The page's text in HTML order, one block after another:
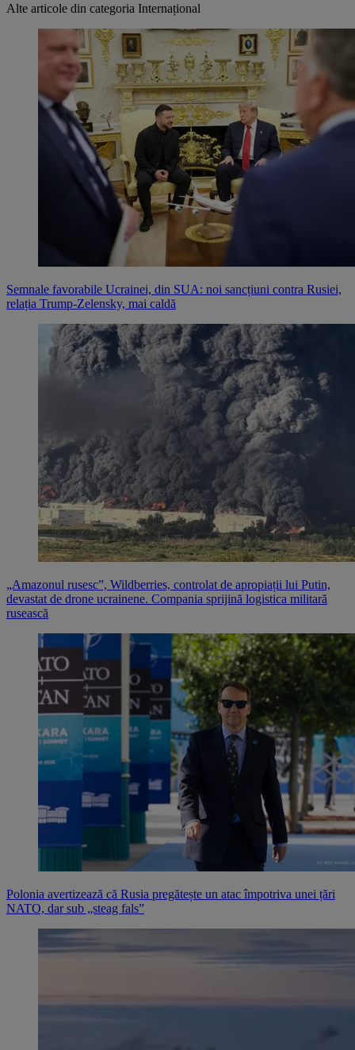
Alte articole din categoria Internațional
Semnale favorabile Ucrainei, din SUA: noi sancțiuni contra Rusiei,
relația Trump-Zelensky, mai caldă
„Amazonul rusesc”, Wildberries, controlat de apropiații lui Putin,
devastat de drone ucrainene. Compania sprijină logistica militară
rusească
Polonia avertizează că Rusia pregătește un atac împotriva unei țări
NATO, dar sub „steag fals”